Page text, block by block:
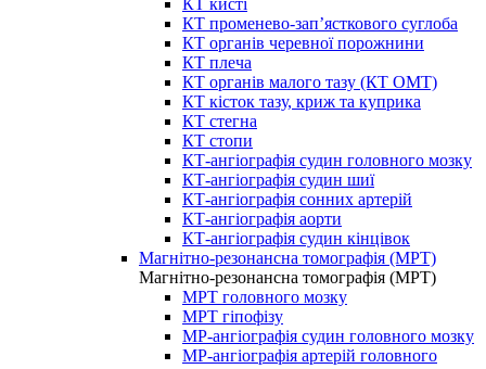
КТ кисті
КТ променево-зап’ясткового суглоба
КТ органів черевної порожнини
КТ плеча
КТ органів малого тазу (КТ ОМТ)
КТ кісток тазу, криж та куприка
КТ стегна
КТ стопи
КТ-ангіографія судин головного мозку
КТ-ангіографія судин шиї
КТ-ангіографія сонних артерій
КТ-ангіографія аорти
КТ-ангіографія судин кінцівок
Магнітно-резонансна томографія (МРТ)
Магнітно-резонансна томографія (МРТ)
МРТ головного мозку
МРТ гіпофізу
МР-ангіографія судин головного мозку
МР-ангіографія артерій головного